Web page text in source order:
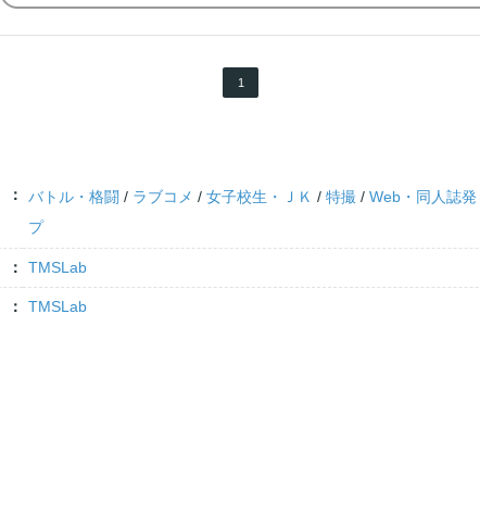
1
バトル・格闘 / ラブコメ /女子校生・ＪＫ /特撮 /Web・同人誌発
プ
TMSLab
TMSLab